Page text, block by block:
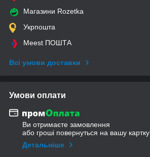
Магазини Rozetka
Укрпошта
Meest ПОШТА
Всі умови доставки
Умови оплати
Ви отримаєте замовлення
або гроші повернуться на вашу картку
Детальніше